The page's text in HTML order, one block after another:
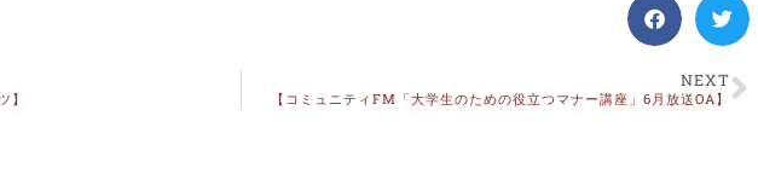
】
NEXT
【コミュニティFM「大学生のための役立つマナー講座」6月放送OA】